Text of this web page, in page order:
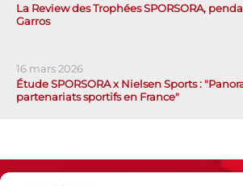
La Review des Trophées SPORSORA,
Garros
16 mars 2026
Étude SPORSORA x Nielsen Sports :
partenariats sportifs en France"